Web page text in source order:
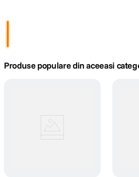
4. peak design
Produse populare din aceeasi